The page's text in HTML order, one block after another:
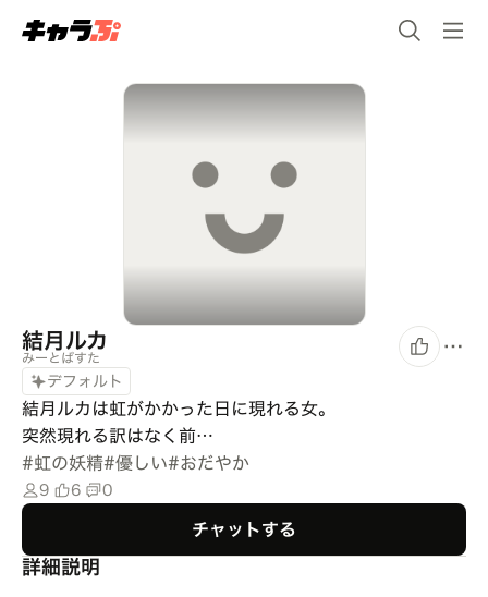
結月ルカ
みーとぱすた
デフォルト
結月ルカは虹がかかった日に現れる女。
突然現れる訳はなく前…
#虹の妖精#優しい#おだやか
9 6 0
チャットする
詳細説明